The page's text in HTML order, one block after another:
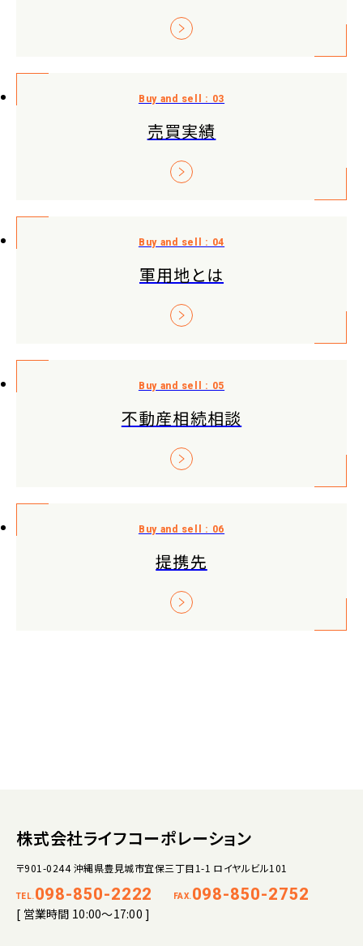
売買実績
軍用地とは
不動産相続相談
提携先
株式会社ライフコーポレーション
〒901-0244 沖縄県豊見城市宜保三丁目1-1 ロイヤルビル101
TEL. 098-850-2222 FAX. 098-850-2752
[ 営業時間 10:00～17:00 ]